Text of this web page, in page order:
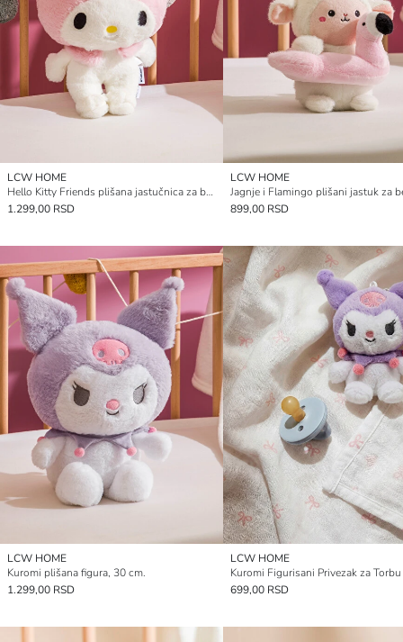
LCW HOME
Hello Kitty Friends plišana jastučnica za bebe, 44 cm
1.299,00 RSD
LCW HOME
899,00 RSD
LCW HOME
Kuromi plišana figura, 30 cm.
1.299,00 RSD
LCW HOME
Kuromi Figurisani Privezak za Torbu
699,00 RSD